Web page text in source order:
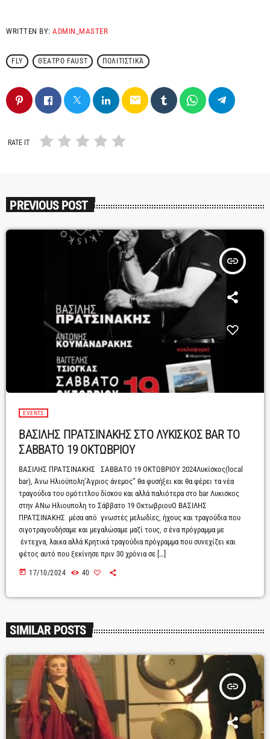
WRITTEN BY:ADMIN_MASTER
FLY ΘΈΑΤΡΟ FAUST ΠΟΛΙΤΙΣΤΙΚΆ
email
RATE IT
PREVIOUS POST
insert_link
EVENTS
ΒΑΣΙΛΗΣ ΠΡΑΤΣΙΝΑΚΗΣ ΣΤΟ ΛΥΚΙΣΚΟΣ BAR ΤΟ
ΣΑΒΒΑΤΟ 19 ΟΚΤΩΒΡΙΟΥ
ΒΑΣΙΛΗΣ ΠΡΑΤΣΙΝΑΚΗΣ ΣΑΒΒΑΤΟ 19 ΟΚΤΩΒΡΙΟΥ 2024Λυκίσκος(local
bar), Άνω Ηλιούπολη’Άγριος άνεμος’’ θα φυσήξει και θα φέρει τα νέα
τραγούδια του ομότιτλου δίσκου και αλλά παλιότερα στο bar Λυκισκος
στην ΑΝω Ηλιουπολη το Σάββατο 19 ΟκτωβριουΟ ΒΑΣΙΛΗΣ
ΠΡΑΤΣΙΝΑΚΗΣ μέσα από γνωστές μελωδίες, ήχους και τραγούδια που
σιγοτραγουδήσαμε και μεγαλώσαμε μαζί τους, σ ένα πρόγραμμα με
έντεχνα, λαικα αλλά Κρητικά τραγούδια πρόγραμμα που συνεχίζει και
φέτος αυτό που ξεκίνησε πριν 30 χρόνια σε […]
today 17/10/2024 40
SIMILAR POSTS
insert_link